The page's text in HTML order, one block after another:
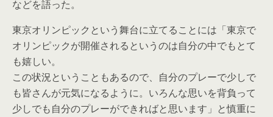
などを語った。
東京オリンピックという舞台に立てることには「東京で
オリンピックが開催されるというのは自分の中でもとて
も嬉しい。
この状況ということもあるので、自分のプレーで少しで
も皆さんが元気になるように。いろんな思いを背負って
少しでも自分のプレーができればと思います」と慎重に